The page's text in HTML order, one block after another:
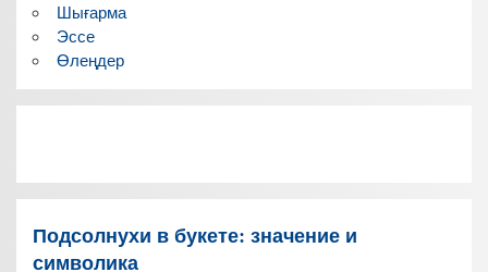
Шығарма
Эссе
Өлеңдер
Подсолнухи в букете: значение и
символика